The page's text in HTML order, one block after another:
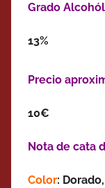
Grado
13%
Precio
10€
Nota de cata
Color: